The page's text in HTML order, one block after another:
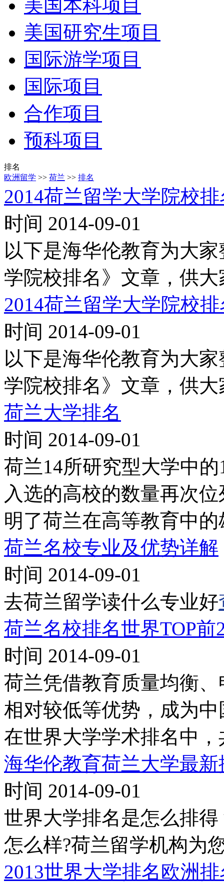
美国本科项目
美国研究生项目
国际游学项目
国际项目
合作项目
预科项目
排名
欧洲留学 >> 荷兰 >> 排名
2014荷兰留学大学院校
时间 2014-09-01
以下是海华伦教育为大
学院校排名》文章，供
2014荷兰留学大学院校
时间 2014-09-01
以下是海华伦教育为大
学院校排名》文章，供
荷兰大学排名
时间 2014-09-01
荷兰14所研究型大学中
入选的高校的数量再次
明了荷兰在高等教育中
荷兰名校专业及优势详解
时间 2014-09-01
去荷兰留学读什么专业好
荷兰名校排名世界TOP前
时间 2014-09-01
荷兰凭借教育质量均衡
相对较低等优势，成为
在世界大学学术排名中
海华伦教育荷兰大学最新
时间 2014-09-01
世界大学排名是怎么排
怎么样?荷兰留学机构为
2013世界大学排名欧洲